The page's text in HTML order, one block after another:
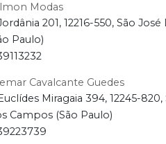
Modas
201, 12216-550, São
Paulo)
Cavalcante Guedes
Miragaia 394, 12245-820,
Campos (São Paulo)